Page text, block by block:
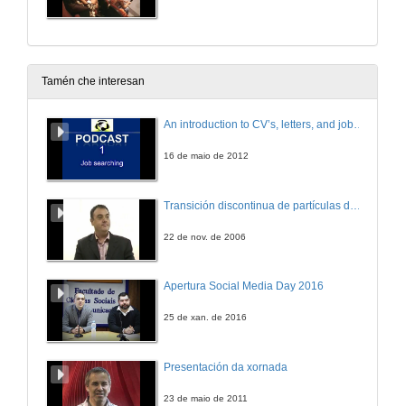
Tamén che interesan
An introduction to CV’s, letters, and job searching
16 de maio de 2012
22 de nov. de 2006
Apertura Social Media Day 2016
25 de xan. de 2016
Presentación da xornada
23 de maio de 2011